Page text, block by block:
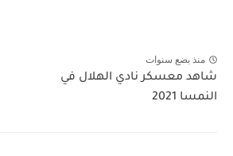
منذ بضع سنوات
شاهد معسكر نادي الهلال في
النمسا 2021